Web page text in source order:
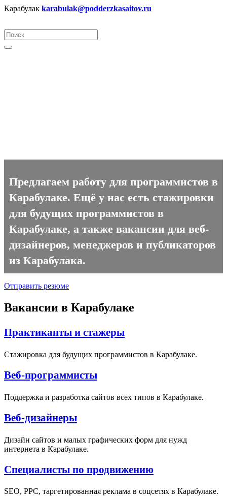
Карабулак karabulak@podderzkasaitov.ru
Предлагаем работу для программистов в
Карабулаке. Ещё у нас есть стажировки
для будущих программистов в
Карабулаке, а также вакансии для веб-
дизайнеров, менеджеров и публикаторов
из Карабулака.
Отправить резюме
Вакансии в Карабулаке
Практиканты и стажеры
Стажировка для будущих программистов в Карабулаке.
Веб-программисты
Поддержка и разработка сайтов всех типов в Карабулаке.
Веб-дизайнеры
Дизайн сайтов и малых графических форм для нужд
интернета в Карабулаке.
Специалисты по продвижению
SEO, PPC, таргетированная реклама в соцсетях в Карабулаке.